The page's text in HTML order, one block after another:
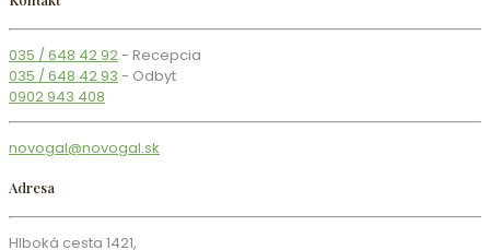
035 / 648 42 92- Recepcia
035 / 648 42 93 - Odbyt
0902 943 408
novogal@novogal.sk
Adresa
Hlboká cesta 1421,